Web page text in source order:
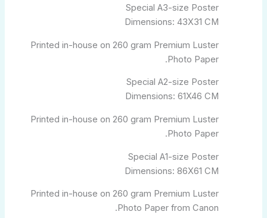
Special A3-size Poster
Dimensions: 43X31 CM
Printed in-house on 260 gram Premium Luster
Photo Paper.
Special A2-size Poster
Dimensions: 61X46 CM
Printed in-house on 260 gram Premium Luster
Photo Paper.
Special A1-size Poster
Dimensions: 86X61 CM
Printed in-house on 260 gram Premium Luster
Photo Paper from Canon.